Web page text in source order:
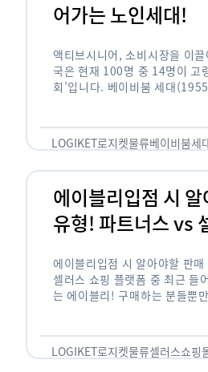
어가는 노인세대!
액티브시니어, 소비시장을 이
국은 현재 100명 중 14명이 고
회’입니다. 베이비붐 세대
오고 있습니다. 하지만 사회가
LOGIKET로지켓물류베이비붐세
에이블리입점 시
유형! 파트너스 vs
에이블리입점 시 알아야할 판
셀러스 쇼핑 플랫폼 중 최근 들
는 에이블리! 구매하는 분들뿐
LOGIKET로지켓물류셀러스쇼핑